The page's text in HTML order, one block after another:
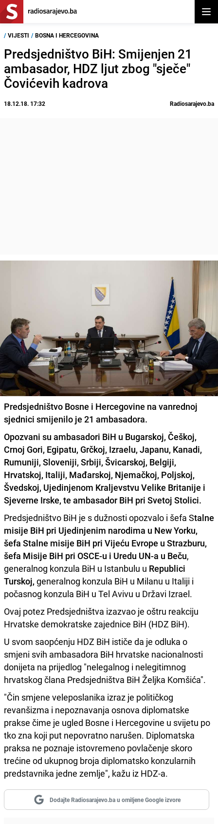
/ VIJESTI / BOSNA I HERCEGOVINA
Predsjedništvo BiH: Smijenjen 21
ambasador, HDZ ljut zbog "sječe"
Čovićevih kadrova
18.12.18. 17:32 Radiosarajevo.ba
Predsjedništvo Bosne i Hercegovine na vanrednoj
sjednici smijenilo je 21 ambasadora.
Opozvani su ambasadori BiH u Bugarskoj, Češkoj,
Crnoj Gori, Egipatu, Grčkoj, Izraelu, Japanu, Kanadi,
Rumuniji, Sloveniji, Srbiji, Švicarskoj, Belgiji,
Hrvatskoj, Italiji, Mađarskoj, Njemačkoj, Poljskoj,
Švedskoj, Ujedinjenom Kraljevstvu Velike Britanije i
Sjeverne Irske, te ambasador BiH pri Svetoj Stolici.
Predsjedništvo BiH je s dužnosti opozvalo i šefa Stalne
misije BiH pri Ujedinjenim narodima u New Yorku,
šefa Stalne misije BiH pri Vijeću Evrope u Strazburu,
šefa Misije BiH pri OSCE-u i Uredu UN-a u Beču,
generalnog konzula BiH u Istanbulu u Republici
Turskoj, generalnog konzula BiH u Milanu u Italiji i
počasnog konzula BiH u Tel Avivu u Državi Izrael.
Ovaj potez Predsjedništva izazvao je oštru reakciju
Hrvatske demokratske zajednice BiH (HDZ BiH).
U svom saopćenju HDZ BiH ističe da je odluka o
smjeni svih ambasadora BiH hrvatske nacionalnosti
donijeta na prijedlog "nelegalnog i nelegitimnog
hrvatskog člana Predsjedništva BiH Željka Komšića".
"Čin smjene veleposlanika izraz je političkog
revanšizma i nepoznavanja osnova diplomatske
prakse čime je ugled Bosne i Hercegovine u svijetu po
tko zna koji put nepovratno narušen. Diplomatska
praksa ne poznaje istovremeno povlačenje skoro
trećine od ukupnog broja diplomatsko konzularnih
predstavnika jedne zemlje", kažu iz HDZ-a.
Dodajte Radiosarajevo.ba u omiljene Google izvore